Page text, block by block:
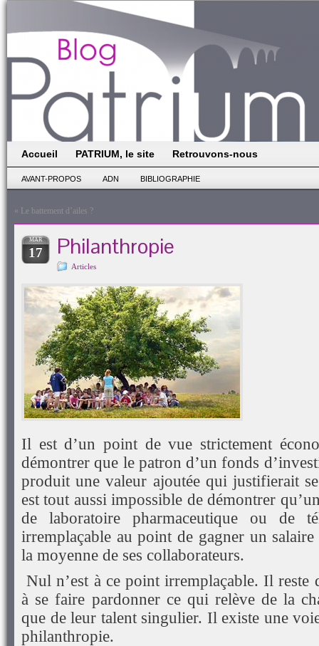
Accueil PATRIUM, le site Retrouvons-nous
AVANT-PROPOS ADN BIBLIOGRAPHIE
« Le battement d’ailes ?
MAR
17 Philanthropie
Articles
Il est d’un point de vue strictement
démontrer que le patron d’un fonds
produit une valeur ajoutée qui justifierait
est tout aussi impossible de démontrer
de laboratoire pharmaceutique ou de
irremplaçable au point de gagner un
la moyenne de ses collaborateurs.
Nul n’est à ce point irremplaçable. Il reste
à se faire pardonner ce qui relève de la
que de leur talent singulier. Il existe une
philanthropie.